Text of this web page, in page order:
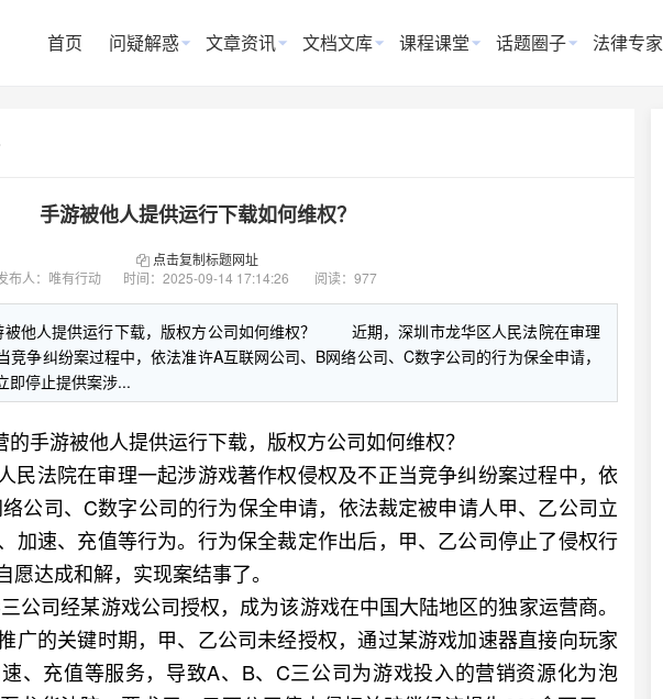
首页 问疑解惑 文章资讯 文档文库 课程课堂 话题圈子 法律专家
手游被他人提供运行下载如何维权？
点击复制标题网址
布人：唯有行动
时间： 2025-09-14 17:14:26 阅读：977
被他人提供运行下载，版权方公司如何维权？ 近期，深圳市龙华区人民法院在审理
争纠纷案过程中，依法准许A互联网公司、B网络公司、C数字公司的行为保全申请，
即停止提供案涉...
的手游被他人提供运行下载，版权方公司如何维权？
法院在审理一起涉游戏著作权侵权及不正当竞争纠纷案过程中，依
公司、C数字公司的行为保全申请，依法裁定被申请人甲、乙公司立
加速、充值等行为。行为保全裁定作出后，甲、乙公司停止了侵权行
达成和解，实现案结事了。
司经某游戏公司授权，成为该游戏在中国大陆地区的独家运营商。
广的关键时期，甲、乙公司未经授权，通过某游戏加速器直接向玩家
、充值等服务，导致A、B、C三公司为游戏投入的营销资源化为泡